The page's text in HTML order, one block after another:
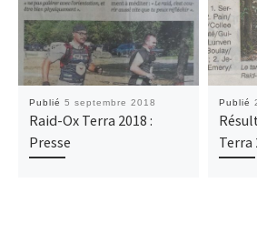
Publié 5 septembre 2018
Raid-Ox Terra 2018 :
Presse
Publié
Terra